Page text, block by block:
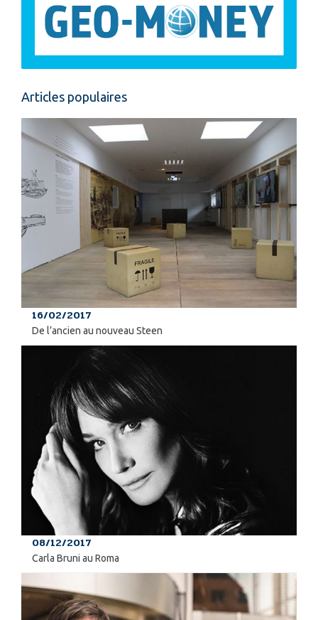
Articles populaires
16/02/2017
De l’ancien au nouveau Steen
08/12/2017
Carla Bruni au Roma